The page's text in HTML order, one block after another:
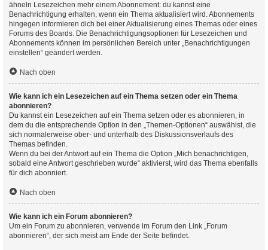
ähneln Lesezeichen mehr einem Abonnement: du kannst eine
Benachrichtigung erhalten, wenn ein Thema aktualisiert wird. Abonnements
hingegen informieren dich bei einer Aktualisierung eines Themas oder eines
Forums des Boards. Die Benachrichtigungsoptionen für Lesezeichen und
Abonnements können im persönlichen Bereich unter „Benachrichtigungen
einstellen“ geändert werden.
Nach oben
Wie kann ich ein Lesezeichen auf ein Thema setzen oder ein Thema
abonnieren?
Du kannst ein Lesezeichen auf ein Thema setzen oder es abonnieren, in
dem du die entsprechende Option in den „Themen-Optionen“ auswählst, die
sich normalerweise ober- und unterhalb des Diskussionsverlaufs des
Themas befinden.
Wenn du bei der Antwort auf ein Thema die Option „Mich benachrichtigen,
sobald eine Antwort geschrieben wurde“ aktivierst, wird das Thema ebenfalls
für dich abonniert.
Nach oben
Wie kann ich ein Forum abonnieren?
Um ein Forum zu abonnieren, verwende im Forum den Link „Forum
abonnieren“, der sich meist am Ende der Seite befindet.